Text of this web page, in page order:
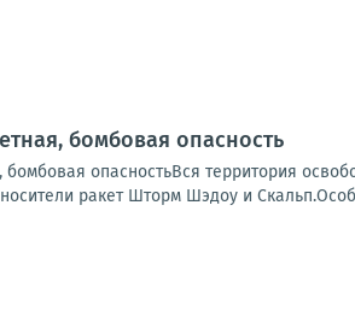
бомбовая опасность
бомбовая опасностьВся территория
ракет Шторм Шэдоу и